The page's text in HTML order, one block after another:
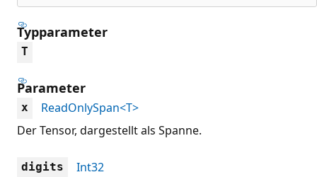
Typparameter
T
Parameter
x
ReadOnlySpan<T>
Der Tensor, dargestellt als Spanne.
digits
Int32